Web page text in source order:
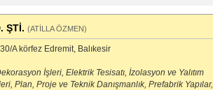
ŞTİ. (ATİLLA ÖZMEN)
A körfez Edremit, Balıkesir
İşleri, Elektrik Tesisatı, İzolasyon ve Yalıtım
Plan, Proje ve Teknik Danışmanlık, Prefabrik Yapılar,